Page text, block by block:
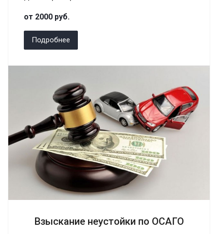
от 2000 руб.
Подробнее
Взыскание неустойки по ОСАГО